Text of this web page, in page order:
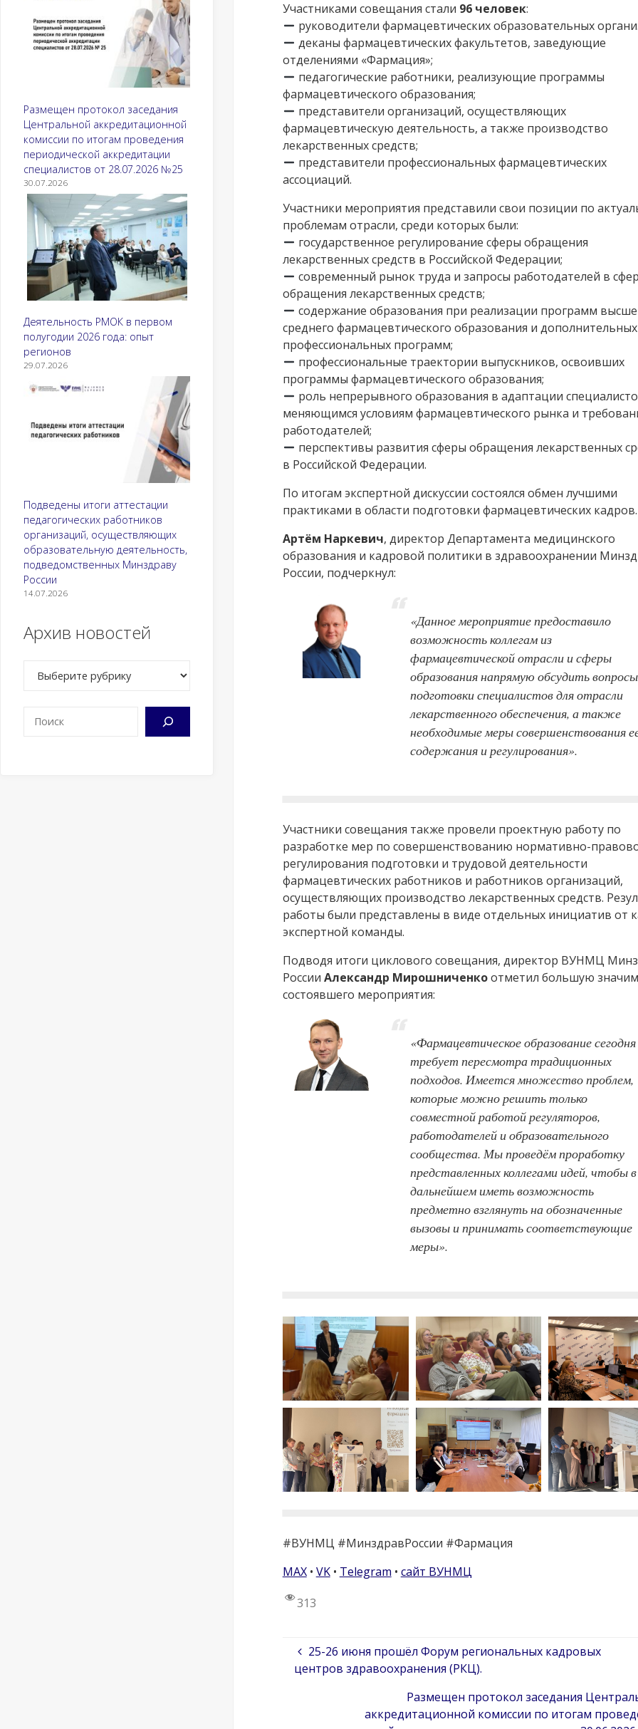
Участниками совещания стали 96 человек:
руководители фармацевтических образовательных
деканы фармацевтических факультетов, заведующие
отделениями «Фармация»;
педагогические работники, реализующие программы
фармацевтического образования;
представители организаций, осуществляющих
фармацевтическую деятельность, а также производство
лекарственных средств;
представители профессиональных фармацевтических
ассоциаций.
Участники мероприятия представили свои позиции по
проблемам отрасли, среди которых были:
государственное регулирование сферы обращения
лекарственных средств в Российской Федерации;
современный рынок труда и запросы работодателей в
обращения лекарственных средств;
содержание образования при реализации программ
среднего фармацевтического образования и дополнительных
профессиональных программ;
профессиональные траектории выпускников, освоивших
программы фармацевтического образования;
роль непрерывного образования в адаптации
меняющимся условиям фармацевтического рынка и
работодателей;
перспективы развития сферы обращения лекарственных
в Российской Федерации.
По итогам экспертной дискуссии состоялся обмен лучшими
практиками в области подготовки фармацевтических кадров.
Артём Наркевич, директор Департамента медицинского
образования и кадровой политики в здравоохранении
России, подчеркнул:
«Данное мероприятие предоставило
возможность коллегам из
фармацевтической отрасли и сферы
образования напрямую обсудить вопросы
подготовки специалистов для отрасли
лекарственного обеспечения, а также
необходимые меры совершенствования
содержания и регулирования».
Участники совещания также провели проектную работу по
разработке мер по совершенствованию нормативно-
регулирования подготовки и трудовой деятельности
фармацевтических работников и работников организаций,
осуществляющих производство лекарственных средств.
работы были представлены в виде отдельных инициатив от
экспертной команды.
Подводя итоги циклового совещания, директор ВУНМЦ
России Александр Мирошниченкоотметил большую
состоявшего мероприятия:
«Фармацевтическое образование сегодня
требует пересмотра традиционных
подходов. Имеется множество проблем,
которые можно решить только
совместной работой регуляторов,
работодателей и образовательного
сообщества. Мы проведём проработку
представленных коллегами идей, чтобы в
дальнейшем иметь возможность
предметно взглянуть на обозначенные
вызовы и принимать соответствующие
меры».
#ВУНМЦ #МинздравРоссии #Фармация
МАХ• VK• Telegram • сайт ВУНМЦ
313
25-26 июня прошёл Форум региональных кадровых
центров здравоохранения (РКЦ).
Размещен протокол заседания
аккредитационной комиссии по итогам
Размещен протокол заседания
Центральной аккредитационной
комиссии по итогам проведения
периодической аккредитации
специалистов от 28.07.2026 №25
30.07.2026
Деятельность РМОК в первом
полугодии 2026 года: опыт
регионов
29.07.2026
Подведены итоги аттестации
педагогических работников
организаций, осуществляющих
образовательную деятельность,
подведомственных Минздраву
России
14.07.2026
Архив новостей